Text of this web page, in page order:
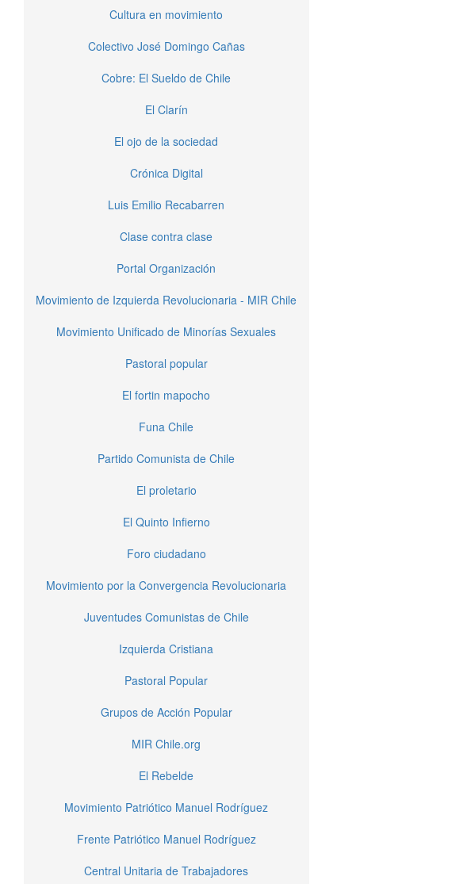
Cultura en movimiento
Colectivo José Domingo Cañas
Cobre: El Sueldo de Chile
El Clarín
El ojo de la sociedad
Crónica Digital
Luis Emilio Recabarren
Clase contra clase
Portal Organización
Movimiento de Izquierda Revolucionaria - MIR Chile
Movimiento Unificado de Minorías Sexuales
Pastoral popular
El fortin mapocho
Funa Chile
Partido Comunista de Chile
El proletario
El Quinto Infierno
Foro ciudadano
Movimiento por la Convergencia Revolucionaria
Juventudes Comunistas de Chile
Izquierda Cristiana
Pastoral Popular
Grupos de Acción Popular
MIR Chile.org
El Rebelde
Movimiento Patriótico Manuel Rodríguez
Frente Patriótico Manuel Rodríguez
Central Unitaria de Trabajadores